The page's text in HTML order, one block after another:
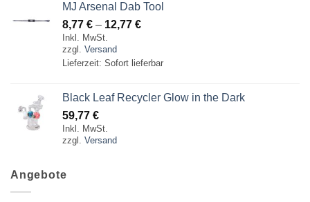
MJ Arsenal Dab Tool
8,77 € – 12,77 €Preisspanne:
12,77 €
Inkl. MwSt.
zzgl. Versand
Lieferzeit: Sofort lieferbar
Black Leaf Recycler Glow in the Dark
59,77 €
Inkl. MwSt.
zzgl. Versand
Angebote